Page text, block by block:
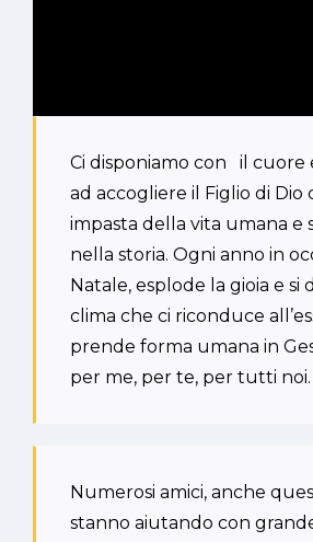
Ci disponiamo con il cuore
ad accogliere il Figlio di Dio
impasta della vita umana e
nella storia. Ogni anno in
Natale, esplode la gioia e si
clima che ci riconduce
prende forma umana in
per me, per te, per tutti noi.
Numerosi amici, anche
stanno aiutando con